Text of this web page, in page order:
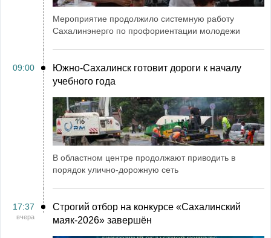
Мероприятие продолжило системную работу
Сахалинэнерго по профориентации молодежи
09:00
Южно-Сахалинск готовит дороги к началу
учебного года
В областном центре продолжают приводить в
порядок улично-дорожную сеть
17:37
вчера
Строгий отбор на конкурсе «Сахалинский
маяк‑2026» завершён